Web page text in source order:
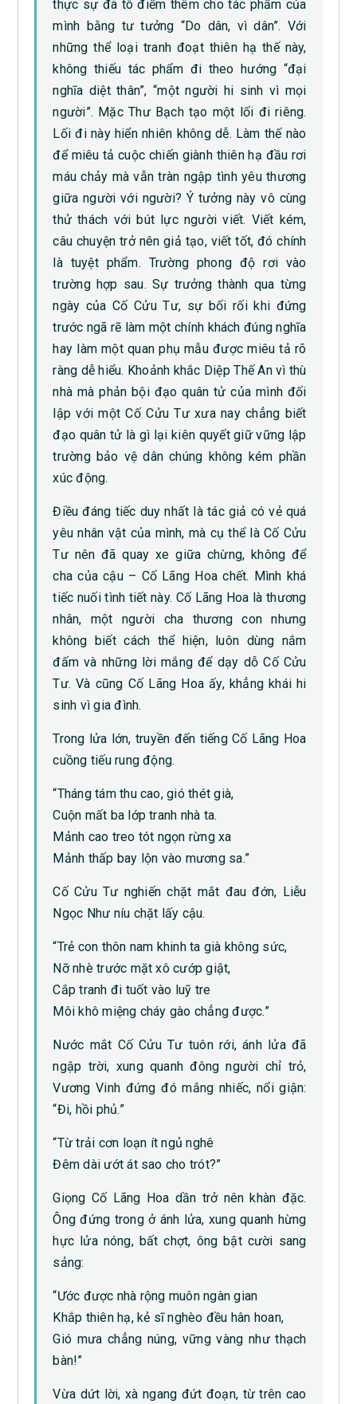
thực sự đã tô điểm thêm cho tác phẩm của
mình bằng tư tưởng “Do dân, vì dân”. Với
những thể loại tranh đoạt thiên hạ thế này,
không thiếu tác phẩm đi theo hướng “đại
nghĩa diệt thân”, “một người hi sinh vì mọi
người”. Mặc Thư Bạch tạo một lối đi riêng.
Lối đi này hiển nhiên không dễ. Làm thế nào
để miêu tả cuộc chiến giành thiên hạ đầu rơi
máu chảy mà vẫn tràn ngập tình yêu thương
giữa người với người? Ý tưởng này vô cùng
thử thách với bút lực người viết. Viết kém,
câu chuyện trở nên giả tạo, viết tốt, đó chính
là tuyệt phẩm. Trường phong độ rơi vào
trường hợp sau. Sự trưởng thành qua từng
ngày của Cố Cửu Tư, sự bối rối khi đứng
trước ngã rẽ làm một chính khách đúng nghĩa
hay làm một quan phụ mẫu được miêu tả rõ
ràng dễ hiểu. Khoảnh khắc Diệp Thế An vì thù
nhà mà phản bội đạo quân tử của mình đối
lập với một Cố Cửu Tư xưa nay chẳng biết
đạo quân tử là gì lại kiên quyết giữ vững lập
trường bảo vệ dân chúng không kém phần
xúc động.
Điều đáng tiếc duy nhất là tác giả có vẻ quá
yêu nhân vật của mình, mà cụ thể là Cố Cửu
Tư nên đã quay xe giữa chừng, không để
cha của cậu – Cố Lãng Hoa chết. Mình khá
tiếc nuối tình tiết này. Cố Lãng Hoa là thương
nhân, một người cha thương con nhưng
không biết cách thể hiện, luôn dùng nắm
đấm và những lời mắng để dạy dỗ Cố Cửu
Tư. Và cũng Cố Lãng Hoa ấy, khẳng khái hi
sinh vì gia đình.
Trong lửa lớn, truyền đến tiếng Cố Lãng Hoa
cuồng tiếu rung động.
“Tháng tám thu cao, gió thét già,
Cuộn mất ba lớp tranh nhà ta.
Mảnh cao treo tót ngọn rừng xa
Mảnh thấp bay lộn vào mương sa.”
Cố Cửu Tư nghiến chặt mắt đau đớn, Liễu
Ngọc Như níu chặt lấy cậu.
“Trẻ con thôn nam khinh ta già không sức,
Nỡ nhè trước mặt xô cướp giật,
Cắp tranh đi tuốt vào luỹ tre
Môi khô miệng cháy gào chẳng được.”
Nước mắt Cố Cửu Tư tuôn rới, ánh lửa đã
ngập trời, xung quanh đông người chỉ trỏ,
Vương Vinh đứng đó mắng nhiếc, nổi giận:
“Đi, hồi phủ.”
“Từ trải cơn loạn ít ngủ nghê
Đêm dài ướt át sao cho trót?”
Giọng Cố Lãng Hoa dần trở nên khàn đặc.
Ông đứng trong ở ánh lửa, xung quanh hừng
hực lửa nóng, bất chợt, ông bật cười sang
sảng:
“Ước được nhà rộng muôn ngàn gian
Khắp thiên hạ, kẻ sĩ nghèo đều hân hoan,
Gió mưa chẳng núng, vững vàng như thạch
bàn!”
Vừa dứt lời, xà ngang đứt đoạn, từ trên cao